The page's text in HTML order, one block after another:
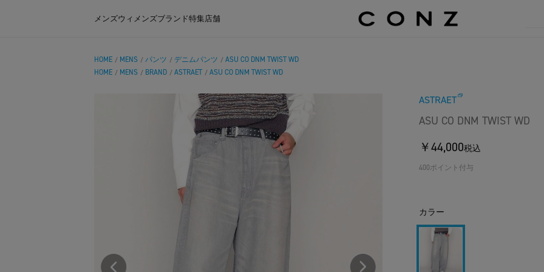
メンズウィメンズブランド特集店舗
HOME / MENS / パンツ / デニムパンツ / ASU CO DNM TWIST WD
HOME / MENS / BRAND / ASTRAET / ASU CO DNM TWIST WD
ASTRAET
ASU CO DNM TWIST WD
￥44,000税込
400ポイント付与
カラー